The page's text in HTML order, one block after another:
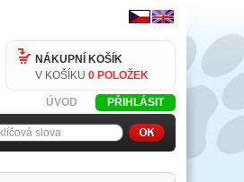
NÁKUPNÍ KOŠÍK
V KOŠÍKU 0 POLOŽEK
PŘIHLÁSIT
ÚVOD